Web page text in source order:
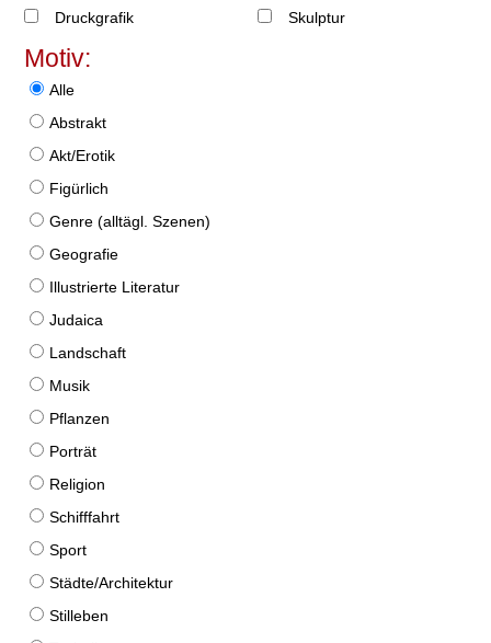
Druckgrafik
Skulptur
Motiv:
Alle
Abstrakt
Akt/Erotik
Figürlich
Genre (alltägl. Szenen)
Geografie
Illustrierte Literatur
Judaica
Landschaft
Musik
Pflanzen
Porträt
Religion
Schifffahrt
Sport
Städte/Architektur
Stilleben